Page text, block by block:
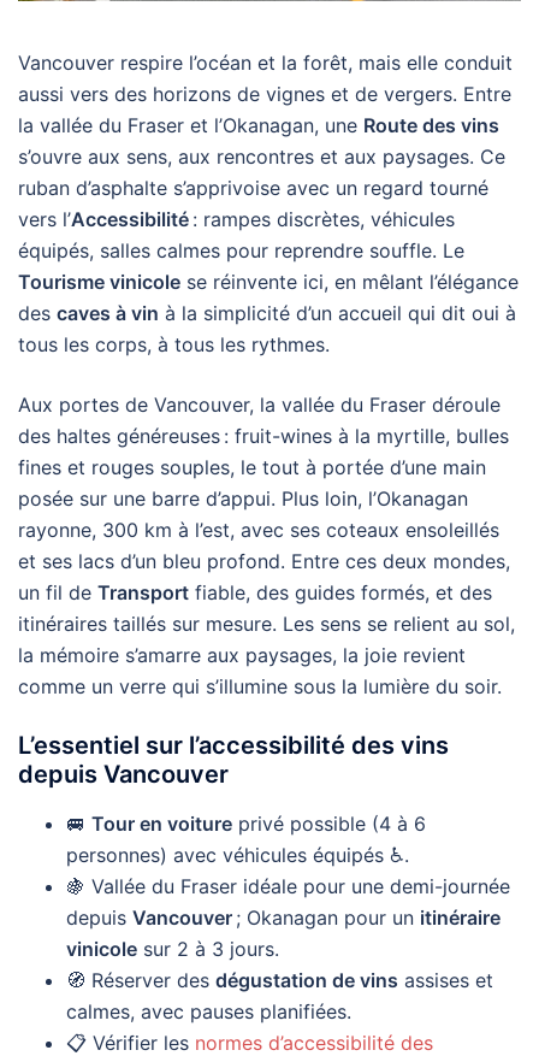
Vancouver respire l’océan et la forêt, mais elle conduit
aussi vers des horizons de vignes et de vergers. Entre
la vallée du Fraser et l’Okanagan, une Route des vins
s’ouvre aux sens, aux rencontres et aux paysages. Ce
ruban d’asphalte s’apprivoise avec un regard tourné
vers l’Accessibilité : rampes discrètes, véhicules
équipés, salles calmes pour reprendre souffle. Le
Tourisme vinicole se réinvente ici, en mêlant l’élégance
des caves à vin à la simplicité d’un accueil qui dit oui à
tous les corps, à tous les rythmes.
Aux portes de Vancouver, la vallée du Fraser déroule
des haltes généreuses : fruit-wines à la myrtille, bulles
fines et rouges souples, le tout à portée d’une main
posée sur une barre d’appui. Plus loin, l’Okanagan
rayonne, 300 km à l’est, avec ses coteaux ensoleillés
et ses lacs d’un bleu profond. Entre ces deux mondes,
un fil de Transport fiable, des guides formés, et des
itinéraires taillés sur mesure. Les sens se relient au sol,
la mémoire s’amarre aux paysages, la joie revient
comme un verre qui s’illumine sous la lumière du soir.
L’essentiel sur l’accessibilité des vins
depuis Vancouver
🚐 Tour en voiture privé possible (4 à 6
personnes) avec véhicules équipés ♿️.
🍇 Vallée du Fraser idéale pour une demi-journée
depuis Vancouver ; Okanagan pour un itinéraire
vinicole sur 2 à 3 jours.
🧭 Réserver des dégustation de vins assises et
calmes, avec pauses planifiées.
📋 Vérifier les normes d’accessibilité des